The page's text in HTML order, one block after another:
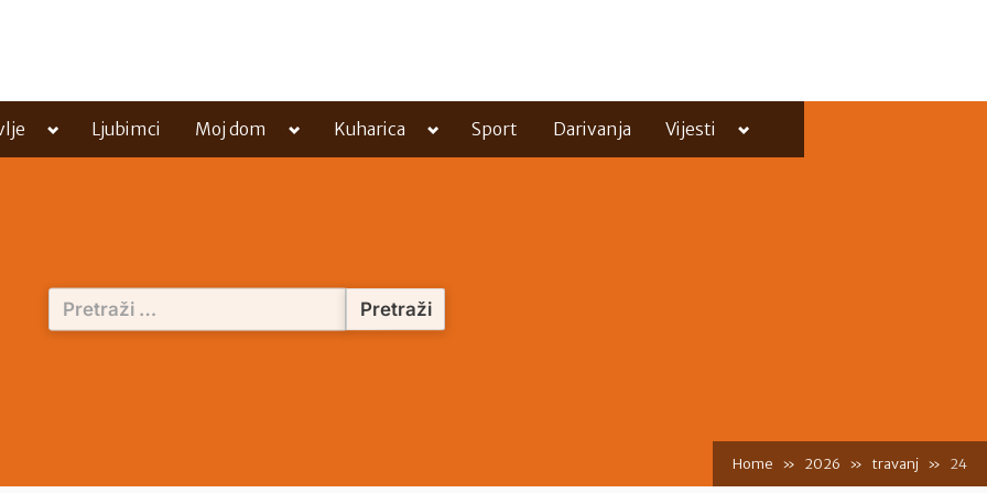
Toggle
menu
Ljubimci Moj dom
Toggle
menu
Kuharica
Toggle
menu
Sport Darivanja Vijesti
Toggle
menu
Pretraži:
Home 2026 travanj 24